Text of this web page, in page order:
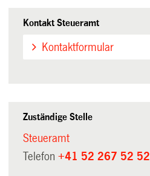
Kontakt Steueramt
Kontaktformular
Zuständige Stelle
Steueramt
Telefon+41 52 267 52 52